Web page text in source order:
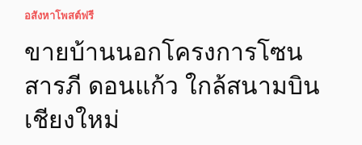
อสังหาโพสต์ฟรี
ขายบ้านนอกโครงการโซน
สารภี ดอนแก้ว ใกล้สนามบิน
เชียงใหม่